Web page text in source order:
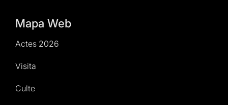
Mapa Web
Actes 2026
Visita
Culte